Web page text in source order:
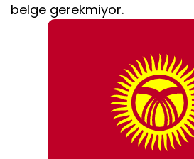
belge gerekmiyor.